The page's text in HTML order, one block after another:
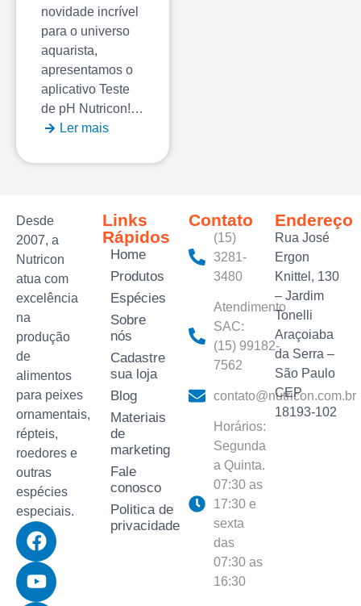
novidade incrível
para o universo
aquarista,
apresentamos o
aplicativo Teste
de pH Nutricon!…
Ler mais
Links
Rápidos
Home
Produtos
Espécies
Sobre
nós
Cadastre
sua loja
Blog
Materiais
de
marketing
Fale
conosco
Politica de
privacidade
Contato
(15)
3281-
3480‬
Atendimento
SAC:
(15) 99182-
7562
contato@nutricon.com.br
Horários:
Segunda
a Quinta.
07:30 as
17:30 e
sexta
das
07:30 as
16:30
Endereço
Rua José
Ergon
Knittel, 130
– Jardim
Tonelli
Araçoiaba
da Serra –
São Paulo
CEP
18193-102
Desde
2007, a
Nutricon
atua com
excelência
na
produção
de
alimentos
para peixes
ornamentais,
répteis,
roedores e
outras
espécies
especiais.